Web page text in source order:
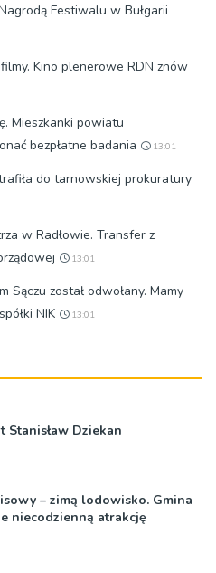
Festiwalu w Bułgarii
Kino plenerowe RDN znów
Mieszkanki powiatu
bezpłatne badania
13:01
do tarnowskiej prokuratury
w Radłowie. Transfer z
13:01
został odwołany. Mamy
NIK
13:01
Stanisław Dziekan
– zimą lodowisko. Gmina
niecodzienną atrakcję